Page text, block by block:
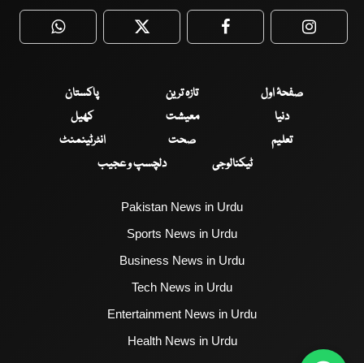
WhatsApp Twitter Facebook
صفحۂ اول تازہ ترین
پاکستان
دنیا
معیشت
کھیل
تعلیم
صحت
انٹرٹینمنٹ
ٹیکنالوجی
دلچسپ و عجیب
Pakistan News in Urdu
Sports News in Urdu
Business News in Urdu
Tech News in Urdu
Entertainment News in Urdu
Health News in Urdu